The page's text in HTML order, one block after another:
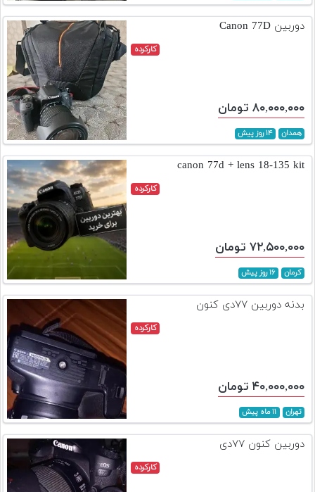
دوربین Canon 77D
کارکرده
۸۰,۰۰۰,۰۰۰ تومان
همدان ۱۴ روز پیش
canon 77d + lens 18-135 kit
کارکرده
۷۲,۵۰۰,۰۰۰ تومان
کرمان ۱۶ روز پیش
بدنه دوربین ۷۷دی کنون
کارکرده
۴۰,۰۰۰,۰۰۰ تومان
تهران ۱۱ ماه پیش
دوربین کنون ۷۷دی
کارکرده